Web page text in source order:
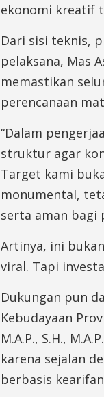
ekonomi kreatif
Dari sisi teknis,
pelaksana, Mas
memastikan
perencanaan
“Dalam
struktur agar
Target kami
monumental,
serta aman bagi
Artinya, ini
viral. Tapi
Dukungan pun
Kebudayaan
M.A.P., S.H.,
karena sejalan
berbasis